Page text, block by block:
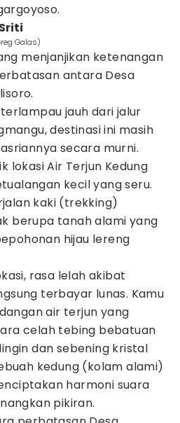
Galas)
menjanjikan ketenangan
antara Desa
jauh dari jalur
destinasi ini masih
secara murni.
lokasi Air Terjun Kedung
kecil yang seru.
kaki (trekking)
berupa tanah alami yang
hijau lereng
rasa lelah akibat
terbayar lunas. Kamu
air terjun yang
celah tebing bebatuan
dan sebening kristal
kedung (kolam alami)
harmoni suara
pikiran.